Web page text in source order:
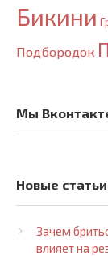
Бикини
Подбородок
Мы
Новые статьи
Зачем
влияет на